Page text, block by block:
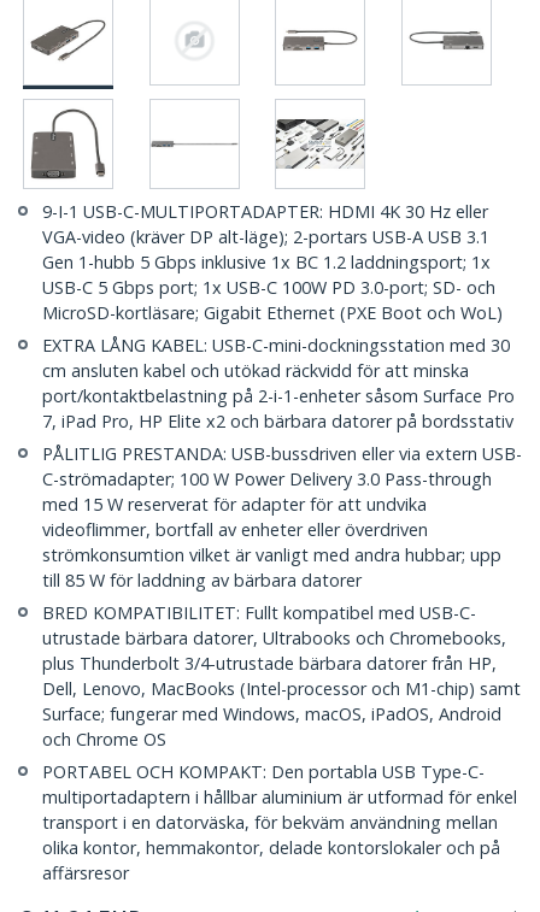
9-I-1 USB-C-MULTIPORTADAPTER: HDMI 4K 30 Hz eller
VGA-video (kräver DP alt-läge); 2-portars USB-A USB 3.1
Gen 1-hubb 5 Gbps inklusive 1x BC 1.2 laddningsport; 1x
USB-C 5 Gbps port; 1x USB-C 100W PD 3.0-port; SD- och
MicroSD-kortläsare; Gigabit Ethernet (PXE Boot och WoL)
EXTRA LÅNG KABEL: USB-C-mini-dockningsstation med 30
cm ansluten kabel och utökad räckvidd för att minska
port/kontaktbelastning på 2-i-1-enheter såsom Surface Pro
7, iPad Pro, HP Elite x2 och bärbara datorer på bordsstativ
PÅLITLIG PRESTANDA: USB-bussdriven eller via extern USB-
C-strömadapter; 100 W Power Delivery 3.0 Pass-through
med 15 W reserverat för adapter för att undvika
videoflimmer, bortfall av enheter eller överdriven
strömkonsumtion vilket är vanligt med andra hubbar; upp
till 85 W för laddning av bärbara datorer
BRED KOMPATIBILITET: Fullt kompatibel med USB-C-
utrustade bärbara datorer, Ultrabooks och Chromebooks,
plus Thunderbolt 3/4-utrustade bärbara datorer från HP,
Dell, Lenovo, MacBooks (Intel-processor och M1-chip) samt
Surface; fungerar med Windows, macOS, iPadOS, Android
och Chrome OS
PORTABEL OCH KOMPAKT: Den portabla USB Type-C-
multiportadaptern i hållbar aluminium är utformad för enkel
transport i en datorväska, för bekväm användning mellan
olika kontor, hemmakontor, delade kontorslokaler och på
affärsresor